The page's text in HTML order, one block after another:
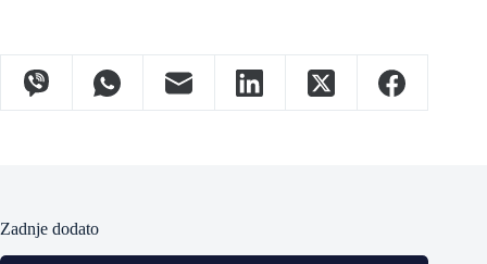
Zadnje dodato